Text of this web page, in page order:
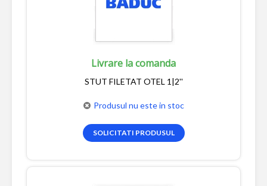
Livrare la comanda
STUT FILETAT OTEL 1|2''
Produsul nu este in stoc
SOLICITATI PRODUSUL